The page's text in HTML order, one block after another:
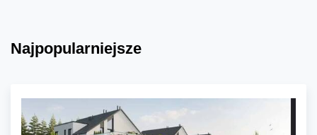
Najpopularniejsze